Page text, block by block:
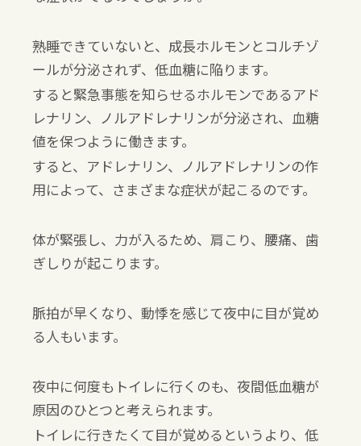
熟睡できていないと、成長ホルモンとコルチゾ
ールが分泌されず、低血糖に陥ります。
すると緊急事態を知らせるホルモンであるアド
レナリン、ノルアドレナリンが分泌され、血糖
値を保つように働きます。
すると、アドレナリン、ノルアドレナリンの作
用によって、さまざまな症状が起こるのです。
体が緊張し、力が入るため、肩こり、腰痛、歯
ぎしりが起こります。
脈拍が早くなり、動悸を感じて夜中に目が覚め
る人もいます。
夜中に何度もトイレに行くのも、夜間低血糖が
原因のひとつと考えられます。
トイレに行きたくて目が覚めるというより、低